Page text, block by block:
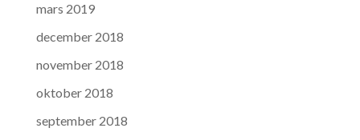
mars 2019
december 2018
november 2018
oktober 2018
september 2018